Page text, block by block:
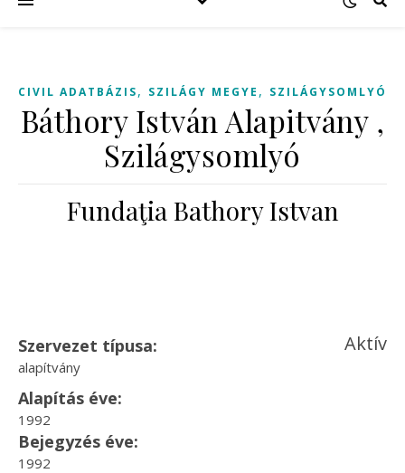
CIVIL ADATBÁZIS, SZILÁGY MEGYE , SZILÁGYSOMLYÓ
Báthory István Alapitvány ,
Szilágysomlyó
Fundaţia Bathory Istvan
Szervezet típusa:
alapítvány
Aktív
Alapítás éve:
1992
Bejegyzés éve:
1992